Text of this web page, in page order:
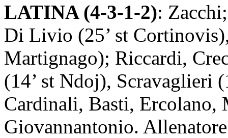
LATINA (4-3-1-2):
Di Livio (25’ st
Martignago); Riccardi,
(14’ st Ndoj), Scravaglieri
Cardinali, Basti, Ercolano,
Giovannantonio.